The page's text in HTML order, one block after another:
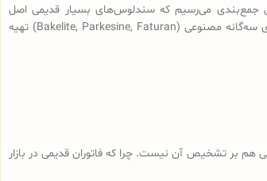
جمع‌بندی می‌رسیم که سندلوس‌های بسیار قدیمی اصل
(سندلوس‌هایی با قدمت بیش از 100 سال، نه آنچه که در بازار به نام سندلوس آلمانی قدیمی فروخته می‌شود) از رزین طبیعی ساخته شده و سندلوس‌‌های اصل امروزی از رزین‌های سه‌گانه مصنوعی (Bakelite, Parkesine, Faturan) تهیه
بر تشخیص آن نیست. چرا که فاتوران قدیمی در بازار